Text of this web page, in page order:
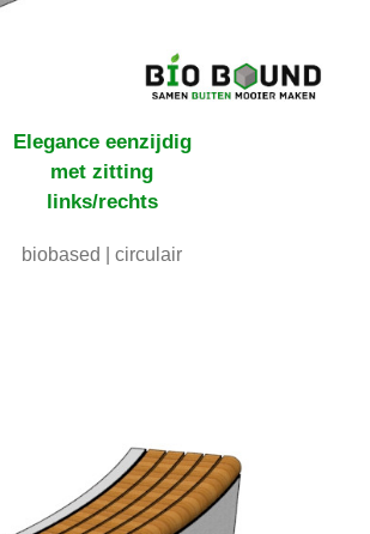
Elegance eenzijdig
met zitting
links/rechts
biobased | circulair